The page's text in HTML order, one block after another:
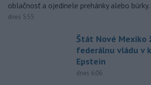
oblačnosť a ojedinele prehánky alebo búrky.
dnes 5:55
Štát Nové Mexiko
federálnu vládu v
Epstein
dnes 6:06